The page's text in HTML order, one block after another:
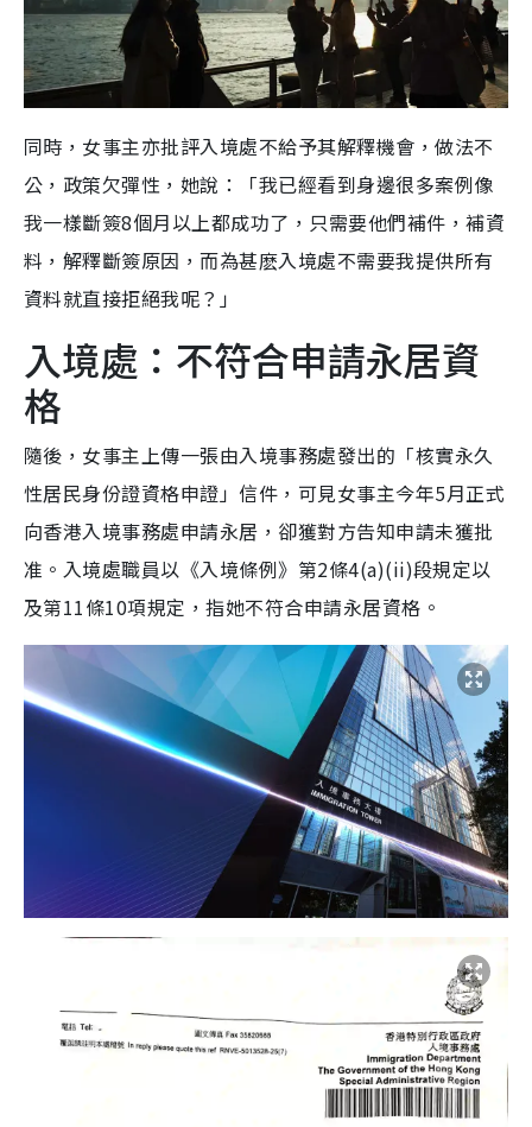
同時，女事主亦批評入境處不給予其解釋機會，做法不
公，政策欠彈性，她說：「我已經看到身邊很多案例像
我一樣斷簽8個月以上都成功了，只需要他們補件，補資
料，解釋斷簽原因，而為甚麽入境處不需要我提供所有
資料就直接拒絕我呢？」
入境處：不符合申請永居資
格
隨後，女事主上傳一張由入境事務處發出的「核實永久
性居民身份證資格申證」信件，可見女事主今年5月正式
向香港入境事務處申請永居，卻獲對方告知申請未獲批
准。入境處職員以《入境條例》第2條4(a)(ii)段規定以
及第11條10項規定，指她不符合申請永居資格。